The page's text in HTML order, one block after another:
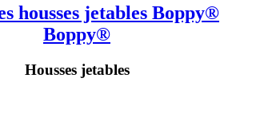
housses jetables Boppy®
Boppy®
Housses jetables